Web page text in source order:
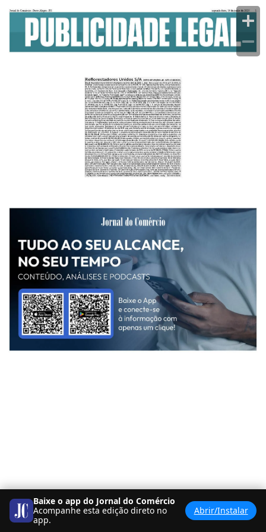
Baixe o app do Jornal do Comércio
Acompanhe esta edição direto no
app.
Abrir/Instalar
< BANCA >